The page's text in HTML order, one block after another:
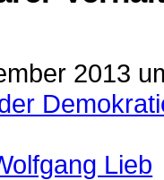
2013
Lieb